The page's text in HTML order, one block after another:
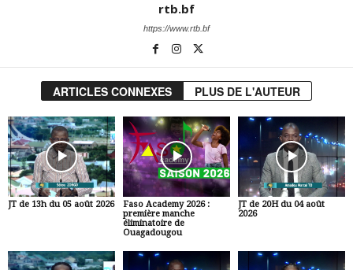
rtb.bf
https://www.rtb.bf
ARTICLES CONNEXES PLUS DE L'AUTEUR
JT de 13h du 05 août 2026
Faso Academy 2026 :
première manche
éliminatoire de
Ouagadougou
JT de 20H du 04 août
2026